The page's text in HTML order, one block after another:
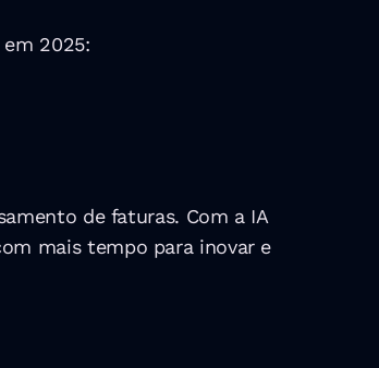
2025:
de faturas. Com a IA
mais tempo para inovar e